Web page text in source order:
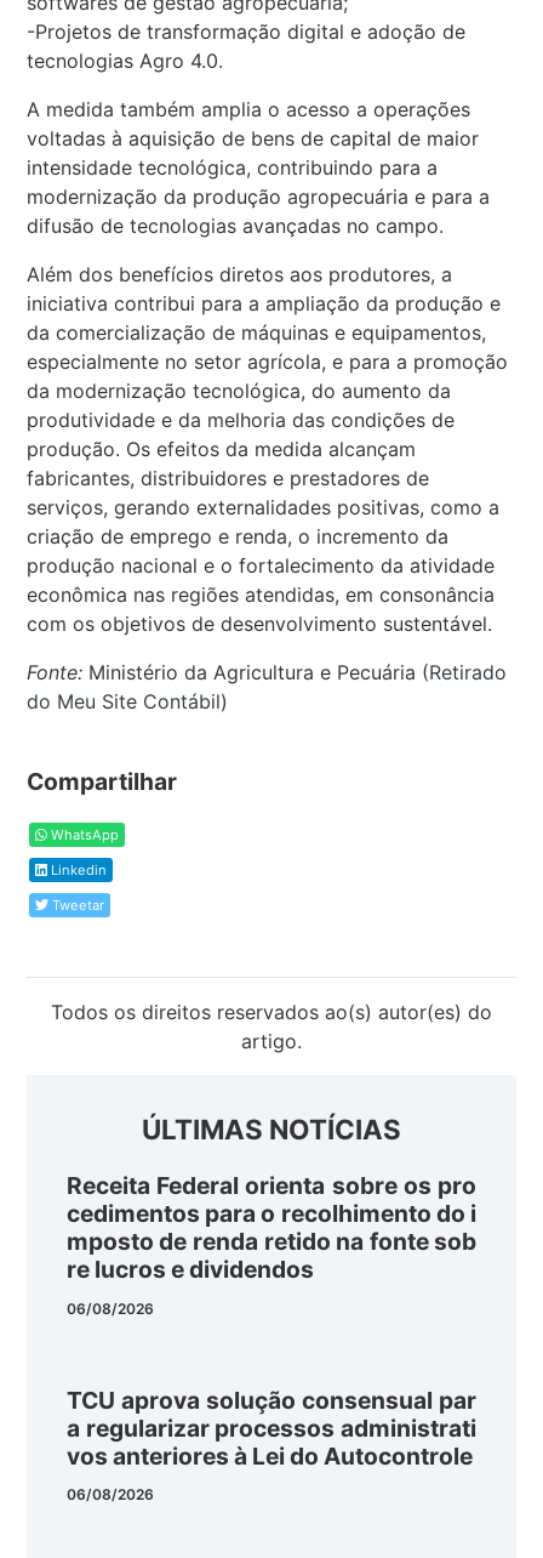
-Projetos de transformação digital e adoção de
tecnologias Agro 4.0.
A medida também amplia o acesso a operações
voltadas à aquisição de bens de capital de maior
intensidade tecnológica, contribuindo para a
modernização da produção agropecuária e para a
difusão de tecnologias avançadas no campo.
Além dos benefícios diretos aos produtores, a
iniciativa contribui para a ampliação da produção e
da comercialização de máquinas e equipamentos,
especialmente no setor agrícola, e para a promoção
da modernização tecnológica, do aumento da
produtividade e da melhoria das condições de
produção. Os efeitos da medida alcançam
fabricantes, distribuidores e prestadores de
serviços, gerando externalidades positivas, como a
criação de emprego e renda, o incremento da
produção nacional e o fortalecimento da atividade
econômica nas regiões atendidas, em consonância
com os objetivos de desenvolvimento sustentável.
Fonte: Ministério da Agricultura e Pecuária (Retirado
do Meu Site Contábil)
Compartilhar
WhatsApp
Linkedin
Tweetar
Todos os direitos reservados ao(s) autor(es) do
artigo.
ÚLTIMAS NOTÍCIAS
Receita Federal orienta sobre os pro
cedimentos para o recolhimento do i
mposto de renda retido na fonte sob
re lucros e dividendos
06/08/2026
TCU aprova solução consensual par
a regularizar processos administrati
vos anteriores à Lei do Autocontrole
06/08/2026